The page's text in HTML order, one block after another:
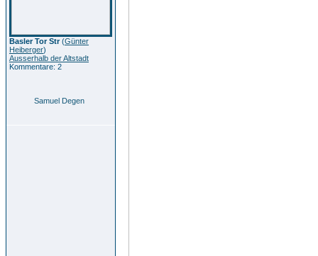
Basler Tor Str(Günter
Heiberger)
Ausserhalb der Altstadt
Kommentare: 2
Samuel Degen